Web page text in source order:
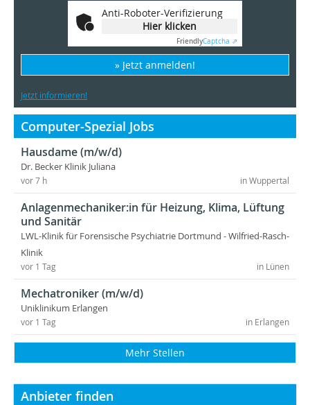
Anti-Roboter-Verifizierung
Hier klicken
FriendlyCaptcha ⇗
» Jetzt anmelden!
Jetzt informieren!
Computer-Spezial Jobs
Hausdame (m/w/d)
Dr. Becker Klinik Juliana
in Wuppertal
vor 7 h
Anlagenmechaniker:in für Heizung, Klima, Lüftung
und Sanitär
LWL-Klinik für Forensische Psychiatrie Dortmund - Wilfried-Rasch-
Klinik
in Lünen
vor 1 Tag
Mechatroniker (m/w/d)
Uniklinikum Erlangen
in Erlangen
vor 1 Tag
Mehr Stellen
Anbieter finden